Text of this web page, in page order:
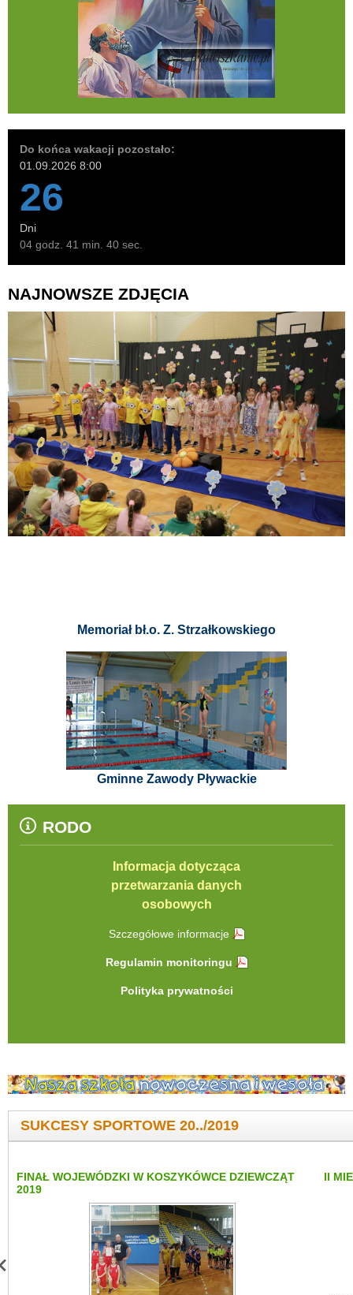
Do końca wakacji pozostało:
01.09.2026 8:00
26
Dni
04 godz. 41 min. 39 sec.
NAJNOWSZE ZDJĘCIA
Memoriał bł.o. Z. Strzałkowskiego
Gminne Zawody Pływackie
RODO
Informacja dotycząca
przetwarzania danych
osobowych
Szczegółowe informacje
Regulamin monitoringu
Polityka prywatności
SUKCESY SPORTOWE 20../2019
FINAŁ WOJEWÓDZKI W KOSZYKÓWCE DZIEWCZĄT
2019
II